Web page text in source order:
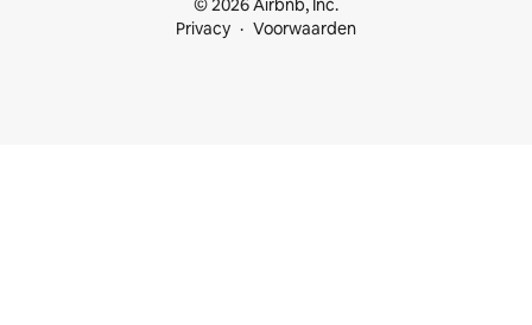
© 2026 Airbnb, Inc.
Privacy
Voorwaarden